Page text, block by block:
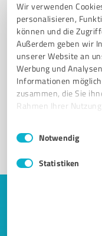
Wir verwenden
personalisieren,
können und die
Außerdem geben wir
unserer Website an
Werbung und
Informationen
zusammen, die Sie
Rahmen Ihrer
Impressum
Einwilligungsauswahl
Notwendig
Statistiken
Sie möchten
Registrieren Sie
Kunden
Keine Zeit für
Mails? Jetzt